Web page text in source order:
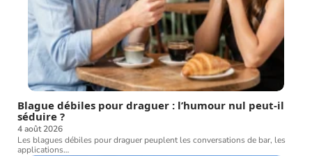
Blague débiles pour draguer : l’humour nul peut-il
séduire ?
4 août 2026
Les blagues débiles pour draguer peuplent les conversations de bar, les
applications…